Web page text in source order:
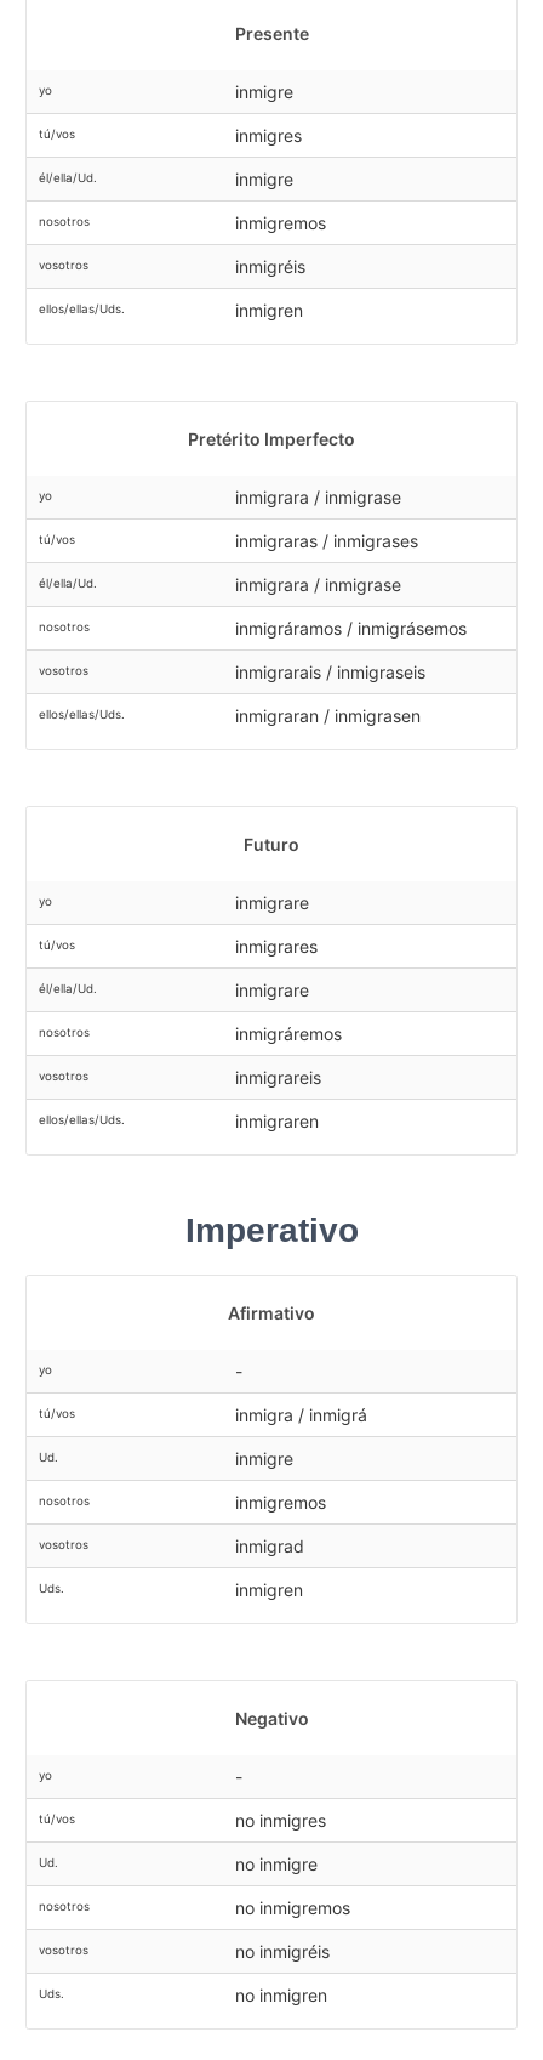
Presente
yo inmigre
tú/vos inmigres
él/ella/Ud. inmigre
nosotros inmigremos
vosotros inmigréis
ellos/ellas/Uds. inmigren
Pretérito Imperfecto
yo inmigrara / inmigrase
tú/vos inmigraras / inmigrases
él/ella/Ud. inmigrara / inmigrase
nosotros inmigráramos / inmigrásemos
vosotros inmigrarais / inmigraseis
ellos/ellas/Uds. inmigraran / inmigrasen
Futuro
yo inmigrare
tú/vos inmigrares
él/ella/Ud. inmigrare
nosotros inmigráremos
vosotros inmigrareis
ellos/ellas/Uds. inmigraren
Imperativo
Afirmativo
yo -
tú/vos inmigra / inmigrá
Ud. inmigre
nosotros inmigremos
vosotros inmigrad
Uds. inmigren
Negativo
yo -
tú/vos no inmigres
Ud. no inmigre
nosotros no inmigremos
vosotros no inmigréis
Uds. no inmigren